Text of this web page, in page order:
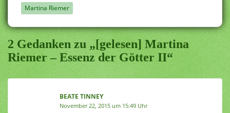
Martina Riemer
2 Gedanken zu „[gelesen] Martina
Riemer – Essenz der Götter II“
BEATE TINNEY
November 22, 2015 um 15:49 Uhr